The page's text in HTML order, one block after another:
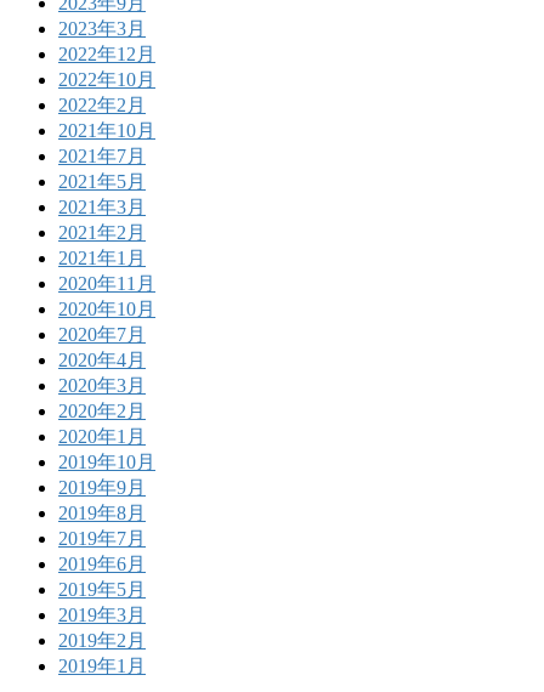
2023年3月
2022年12月
2022年10月
2022年2月
2021年10月
2021年7月
2021年5月
2021年3月
2021年2月
2021年1月
2020年11月
2020年10月
2020年7月
2020年4月
2020年3月
2020年2月
2020年1月
2019年10月
2019年9月
2019年8月
2019年7月
2019年6月
2019年5月
2019年3月
2019年2月
2019年1月